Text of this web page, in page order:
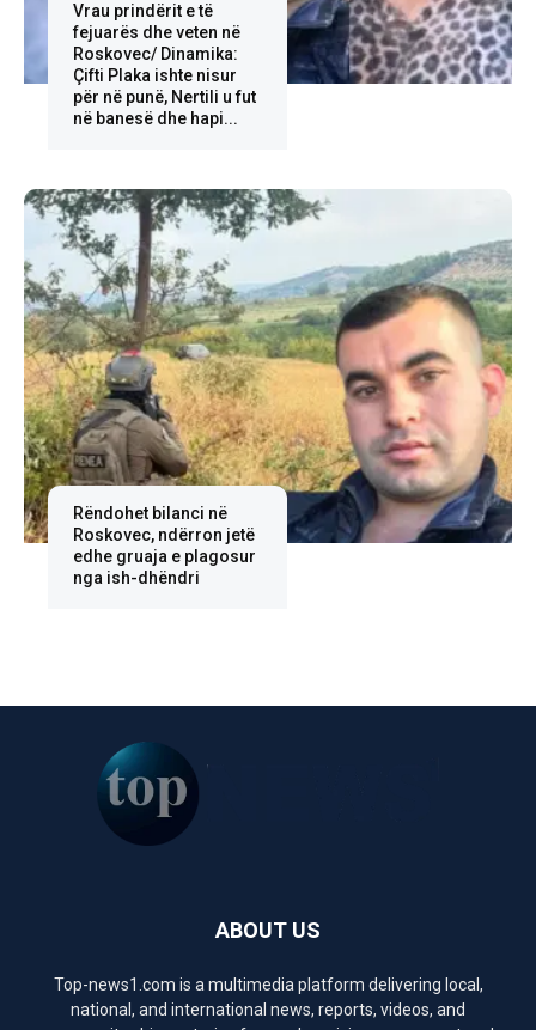
Vrau prindërit e të
fejuarës dhe veten në
Roskovec/ Dinamika:
Çifti Plaka ishte nisur
për në punë, Nertili u fut
në banesë dhe hapi...
Rëndohet bilanci në
Roskovec, ndërron jetë
edhe gruaja e plagosur
nga ish-dhëndri
ABOUT US
Top-news1.com is a multimedia platform delivering local,
national, and international news, reports, videos, and